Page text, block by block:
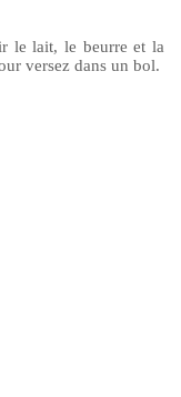
le lait, le beurre et la
versez dans un bol.